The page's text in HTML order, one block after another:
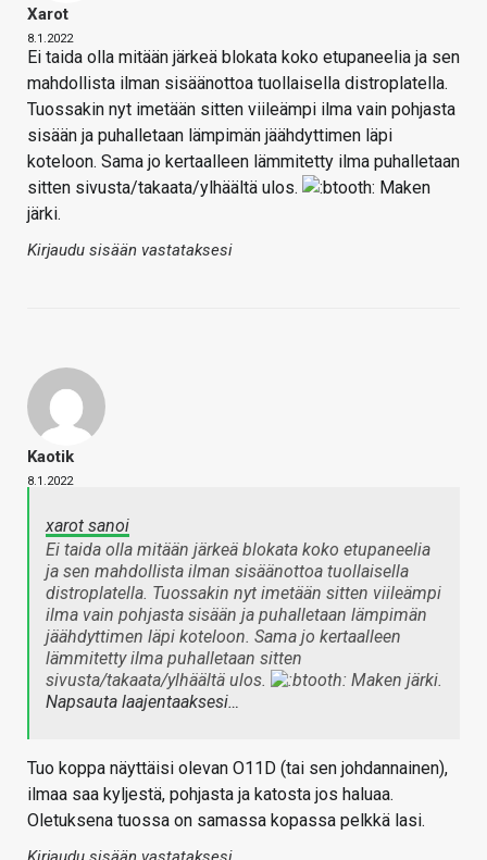
Xarot
8.1.2022
Ei taida olla mitään järkeä blokata koko etupaneelia ja sen
mahdollista ilman sisäänottoa tuollaisella distroplatella.
Tuossakin nyt imetään sitten viileämpi ilma vain pohjasta
sisään ja puhalletaan lämpimän jäähdyttimen läpi
koteloon. Sama jo kertaalleen lämmitetty ilma puhalletaan
sitten sivusta/takaata/ylhäältä ulos.
Maken
järki.
Kirjaudu sisään vastataksesi
Kaotik
8.1.2022
xarot sanoi
Ei taida olla mitään järkeä blokata koko etupaneelia
ja sen mahdollista ilman sisäänottoa tuollaisella
distroplatella. Tuossakin nyt imetään sitten viileämpi
ilma vain pohjasta sisään ja puhalletaan lämpimän
jäähdyttimen läpi koteloon. Sama jo kertaalleen
lämmitetty ilma puhalletaan sitten
sivusta/takaata/ylhäältä ulos.
Maken järki.
Napsauta laajentaaksesi…
Tuo koppa näyttäisi olevan O11D (tai sen johdannainen),
ilmaa saa kyljestä, pohjasta ja katosta jos haluaa.
Oletuksena tuossa on samassa kopassa pelkkä lasi.